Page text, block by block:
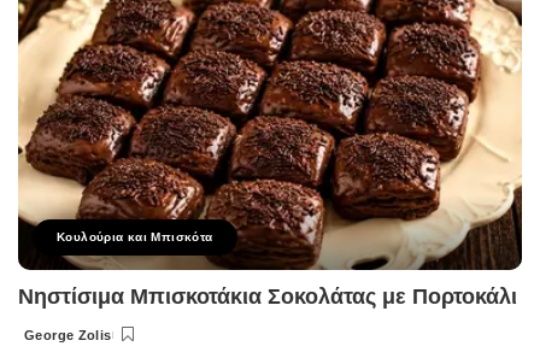
Κουλούρια και Μπισκότα
Νηστίσιμα Μπισκοτάκια Σοκολάτας με Πορτοκάλι
Posted
George Zolis